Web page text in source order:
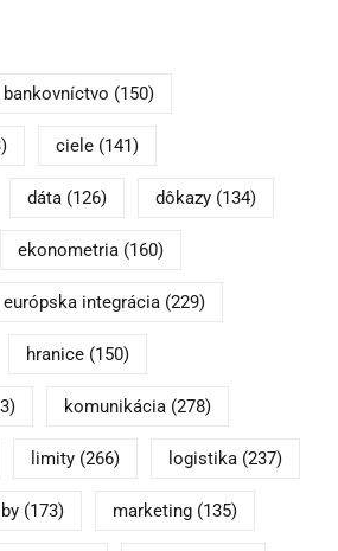
bankovníctvo (150)
ciele(141)
dáta(126) dôkazy(134)
ekonometria(160)
európska integrácia(229)
hranice(150)
komunikácia(278)
limity(266) logistika(237)
(173) marketing(135)